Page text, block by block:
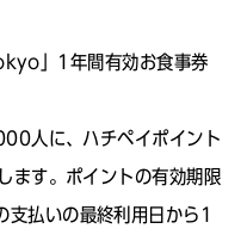
」1年間有効お食事券
人に、ハチペイポイント
ます。ポイントの有効期限
支払いの最終利用日から1